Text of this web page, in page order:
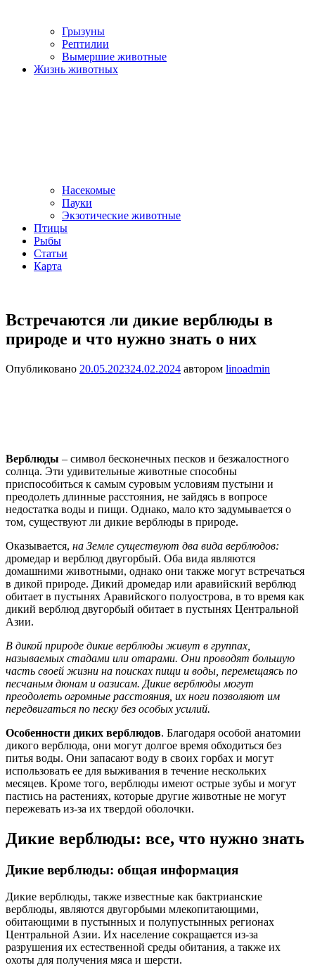
Грызуны
Рептилии
Вымершие животные
Жизнь животных
Насекомые
Пауки
Экзотические животные
Птицы
Рыбы
Статьи
Карта
Встречаются ли дикие верблюды в
природе и что нужно знать о них
Опубликовано 20.05.202324.02.2024 автором linoadmin
Верблюды – символ бесконечных песков и безжалостного
солнца. Эти удивительные животные способны
приспособиться к самым суровым условиям пустыни и
преодолеть длинные расстояния, не зайдясь в вопросе
недостатка воды и пищи. Однако, мало кто задумывается о
том, существуют ли дикие верблюды в природе.
Оказывается, на Земле существуют два вида верблюдов:
дромедар и верблюд двугорбый. Оба вида являются
домашними животными, однако они также могут встречаться
в дикой природе. Дикий дромедар или аравийский верблюд
обитает в пустынях Аравийского полуострова, в то время как
дикий верблюд двугорбый обитает в пустынях Центральной
Азии.
В дикой природе дикие верблюды живут в группах,
называемых стадами или отарами. Они проводят большую
часть своей жизни на поисках пищи и воды, перемещаясь по
песчаным дюнам и оазисам. Дикие верблюды могут
преодолеть огромные расстояния, их ноги позволяют им
передвигаться по песку без особых усилий.
Особенности диких верблюдов. Благодаря особой анатомии
дикого верблюда, они могут долгое время обходиться без
питья воды. Они запасают воду в своих горбах и могут
использовать ее для выживания в течение нескольких
месяцев. Кроме того, верблюды имеют острые зубы и могут
пастись на растениях, которые другие животные не могут
пережевать из-за их твердой оболочки.
Дикие верблюды: все, что нужно знать
Дикие верблюды: общая информация
Дикие верблюды, также известные как бактрианские
верблюды, являются двугорбыми млекопитающими,
обитающими в пустынных и полупустынных регионах
Центральной Азии. Их население сокращается из-за
разрушения их естественной среды обитания, а также их
охоты для получения мяса и шерсти.